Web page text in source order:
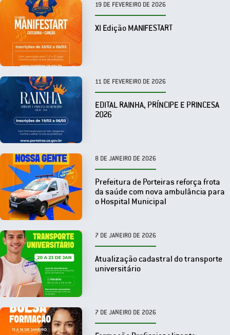
19 DE FEVEREIRO DE 2026
XI Edição MANIFESTART
11 DE FEVEREIRO DE 2026
EDITAL RAINHA, PRÍNCIPE E PRINCESA
2026
8 DE JANEIRO DE 2026
Prefeitura de Porteiras reforça frota
da saúde com nova ambulância para
o Hospital Municipal
7 DE JANEIRO DE 2026
Atualização cadastral do transporte
universitário
7 DE JANEIRO DE 2026